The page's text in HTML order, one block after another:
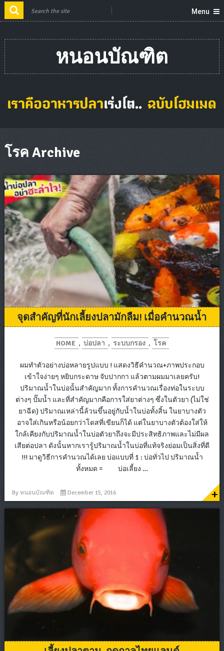
Menu
หนอนบัณฑิต
โรค Archive
จุดสำคัญที่นักเลี้ยงปลามักลืม! เมื่อคำนวณน้ำ
HOME , บ่อปลา , ระบบกรอง , โรค
ผมทำตัวอย่างบ่อหลายรูปแบบ ! แสดงวิธีคำนวณ+ภาพประกอบ
เข้าใจง่ายๆ หยิบกระดาษ จับปากกา แล้วตามผมมาเลยครับ!
ปริมาณน้ำในบ่อนั้นสำคัญมาก ทั้งการคำนวณเรื่องท่อในระบบ
ต่างๆ ปั๊มน้ำ และที่สำคัญมากคือการใส่ยาต่างๆ ซึ่งในตัวยา (ไม่ใช่
ยาฉีด) ปริมาณเหล่านี้ล้วนขึ้นอยู่กับน้ำในบ่อทั้งสิ้น ในยาบางตัว
อาจใส่เกินหรือน้อยกว่าโดสที่เขียนก็ได้ แต่ในยาบางตัวต้องใส่ให้
ใกล้เคียงกับปริมาณน้ำในบ่อตัวยาถึงจะมีประสิทธิภาพและไม่มีผล
เสียต่อปลา ดังนั้นหากเรารู้ปริมาณน้ำในบ่อที่แท้จริงย่อมเป็นสิ่งที่ดี
!!! มาดูวิธีการคำนวณได้เลย บ่อแบบที่ 1 : บ่อทั่วไป ปริมาณน้ำ
ทั้งหมด = บ่อเลี้ยง …
By หนอนบัณฑิต December 15, 2016 +